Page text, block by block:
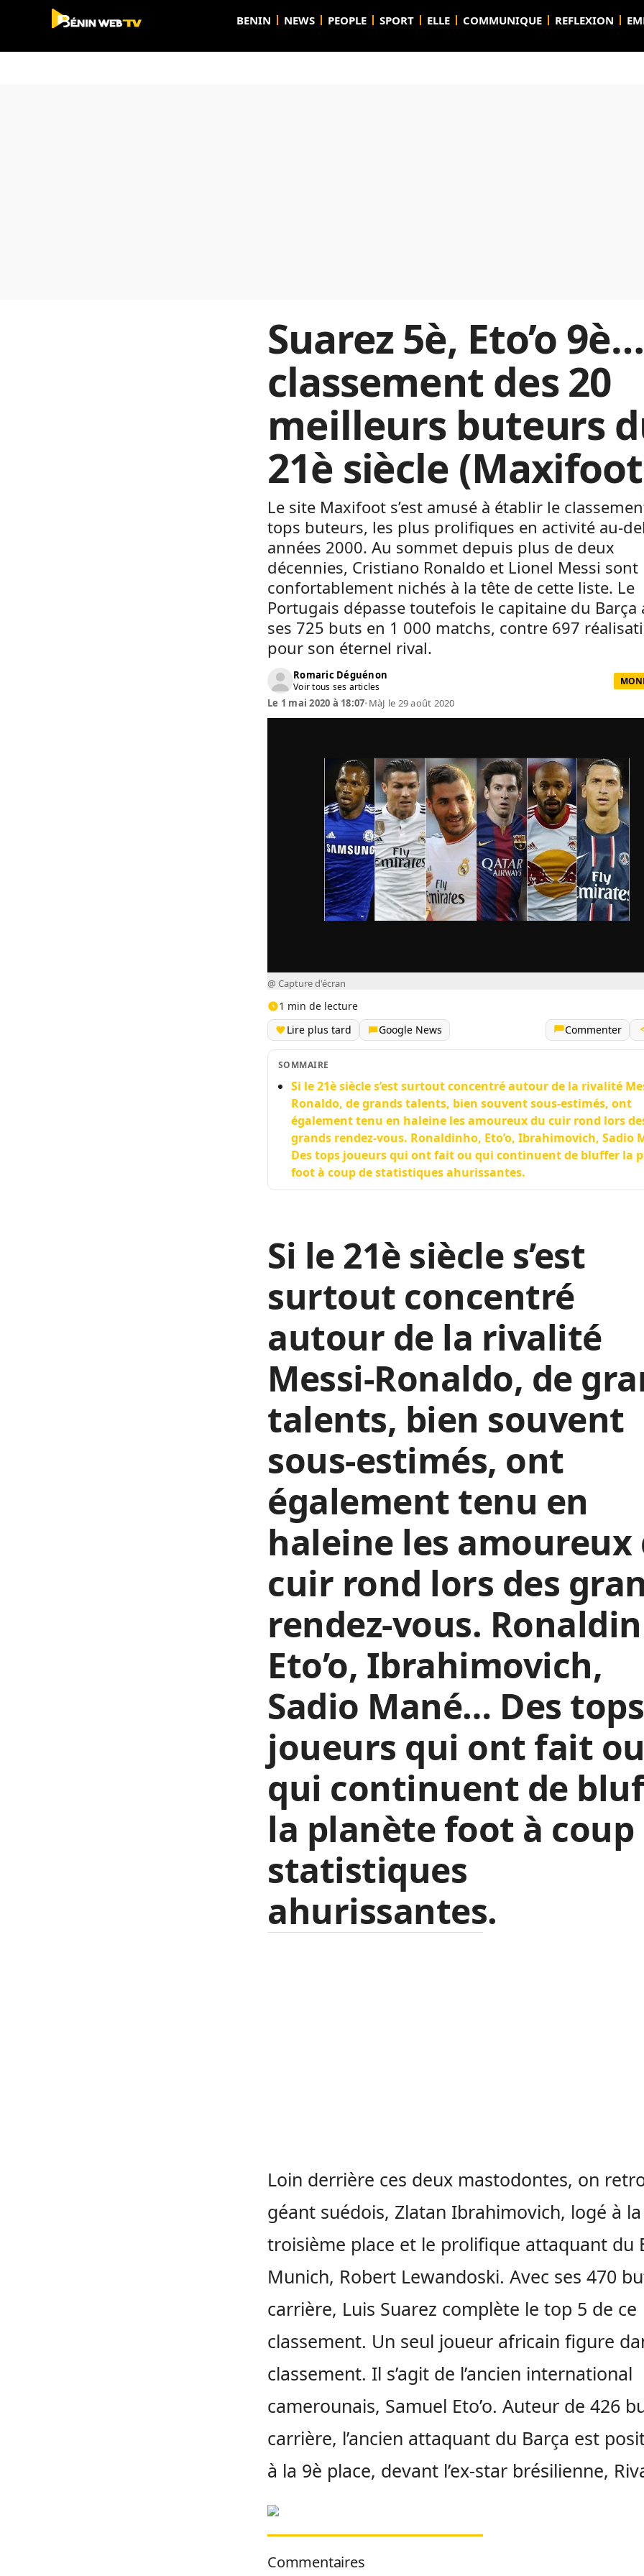
BENIN NEWS PEOPLE SPORT ELLE COMMUNIQUE REFLEXION
Suarez 5è, Eto’o
classement des 20
meilleurs buteurs
21è siècle
Le site Maxifoot s’est amusé à établir le
tops buteurs, les plus prolifiques en activité au-
années 2000. Au sommet depuis plus de deux
décennies, Cristiano Ronaldo et Lionel Messi sont
confortablement nichés à la tête de cette liste. Le
Portugais dépasse toutefois le capitaine du Barça
ses 725 buts en 1 000 matchs, contre 697
pour son éternel rival.
Romaric Déguénon
Voir tous ses articles
Le 1 mai 2020 à 18:07•MàJ le 29 août 2020
@ Capture d'écran
1 min de lecture
Lire plus tard
Google News Commenter
SOMMAIRE
Si le 21è siècle s’est surtout concentré autour de la rivalité
Ronaldo, de grands talents, bien souvent sous-estimés, ont
également tenu en haleine les amoureux du cuir rond lors
grands rendez-vous. Ronaldinho, Eto’o, Ibrahimovich, Sadio
Des tops joueurs qui ont fait ou qui continuent de bluffer la
foot à coup de statistiques ahurissantes.
Si le 21è siècle s’est
surtout concentré
autour de la rivalité
Messi-Ronaldo, de
talents, bien souvent
sous-estimés, ont
également tenu en
haleine les amoureux
cuir rond lors des
rendez-vous.
Eto’o, Ibrahimovich,
Sadio Mané… Des tops
joueurs qui ont fait ou
qui continuent de
la planète foot à coup
statistiques
ahurissantes.
Loin derrière ces deux mastodontes, on
géant suédois, Zlatan Ibrahimovich, logé à la
troisième place et le prolifique attaquant du
Munich, Robert Lewandoski. Avec ses 470
carrière, Luis Suarez complète le top 5 de ce
classement. Un seul joueur africain figure
classement. Il s’agit de l’ancien international
camerounais, Samuel Eto’o. Auteur de 426
carrière, l’ancien attaquant du Barça est
à la 9è place, devant l’ex-star brésilienne,
Commentaires